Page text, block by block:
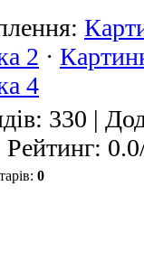
:
2 ·
4
: 330 |
Рейтинг: 0.0
: 0